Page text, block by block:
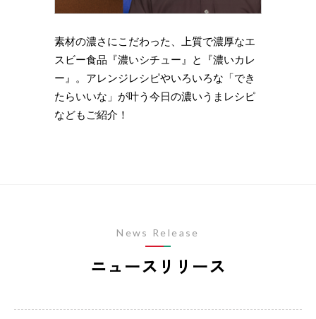
素材の濃さにこだわった、上質で濃厚なエ
スビー食品『濃いシチュー』と『濃いカレ
ー』。アレンジレシピやいろいろな「でき
たらいいな」が叶う今日の濃いうまレシピ
などもご紹介！
ニュースリリース
News Release